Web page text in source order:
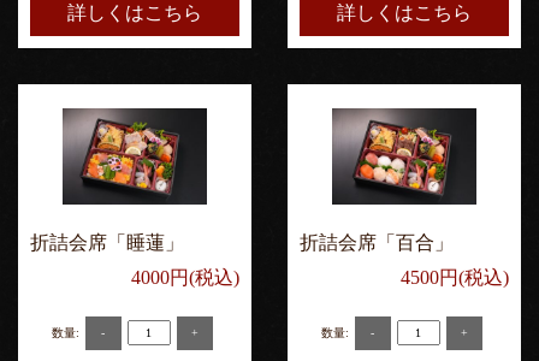
詳しくはこちら 詳しくはこちら
折詰会席「睡蓮」
4000円(税込)
数量: - +
折詰会席「百合」
4500円(税込)
数量: - +